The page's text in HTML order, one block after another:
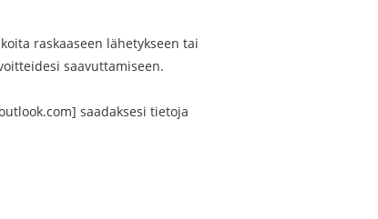
raskaaseen lähetykseen tai
saavuttamiseen.
saadaksesi tietoja